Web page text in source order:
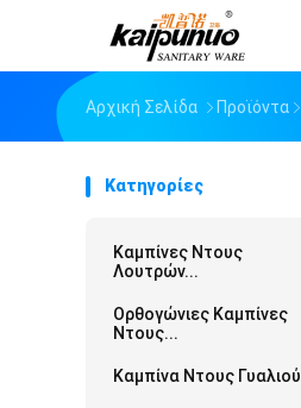
Αρχική Σελίδα Προϊόντα
Κατηγορίες
Καμπίνες Ντους
Λουτρών...
Ορθογώνιες Καμπίνες
Ντους...
Καμπίνα Ντους Γυαλιού